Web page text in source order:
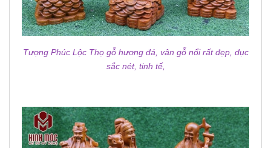
Tượng Phúc Lộc Thọ gỗ hương đá, vân gỗ nổi rất đẹp, đục
sắc nét, tinh tế,